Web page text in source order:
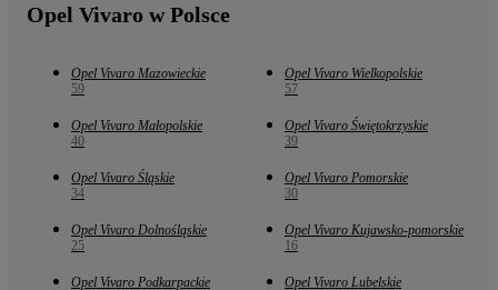
Opel Vivaro w Polsce
Opel Vivaro Mazowieckie
59
Opel Vivaro Wielkopolskie
57
Opel Vivaro Małopolskie
40
Opel Vivaro Świętokrzyskie
39
Opel Vivaro Śląskie
34
Opel Vivaro Pomorskie
30
Opel Vivaro Dolnośląskie
25
Opel Vivaro Kujawsko-pomorskie
16
Opel Vivaro Podkarpackie
Opel Vivaro Lubelskie